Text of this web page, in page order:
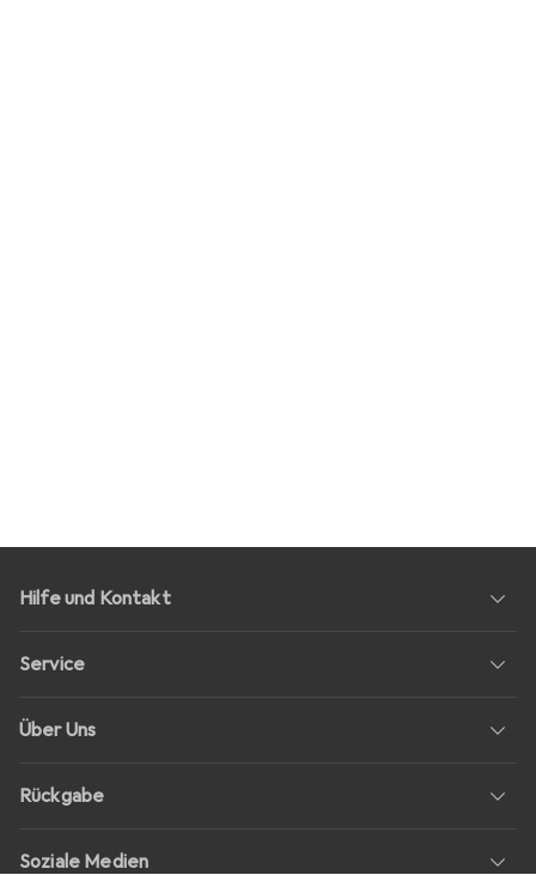
Hilfe und Kontakt
Service
Über Uns
Rückgabe
Soziale Medien